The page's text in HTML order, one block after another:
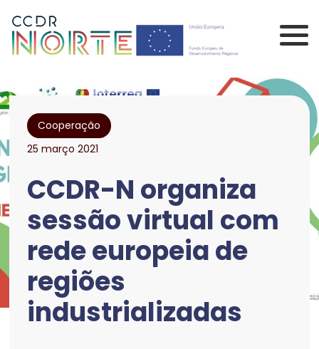
Comissão de
Cooperação
25 março 2021
CCDR-N organiza
sessão virtual com
rede europeia de
regiões
industrializadas